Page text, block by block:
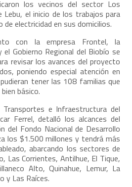
los vecinos del sector Los
Lebu, el inicio de los trabajos para
de electricidad en sus domicilios.
con la empresa Frontel, la
el Gobierno Regional del Biobío se
revisar los avances del proyecto
poniendo especial atención en
tener las 108 familias que
básico.
e Infraestructura del
Ferrel, detalló los alcances del
del Fondo Nacional de Desarrollo
los $1.500 millones y tendrá más
abarcando los sectores de
Las Corrientes, Antilhue, El Tique,
Alto, Quinahue, Lemur, La
y Las Raíces.